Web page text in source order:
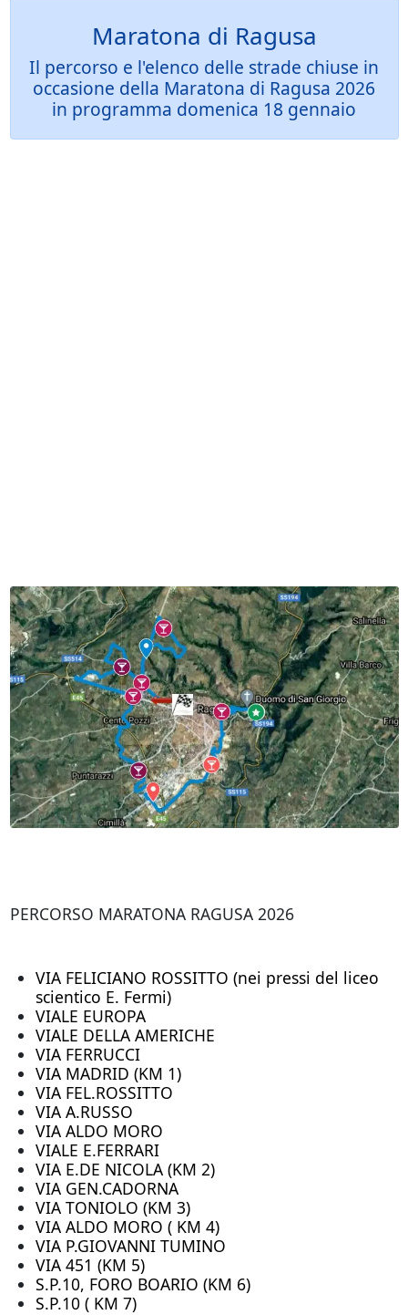
Maratona di Ragusa
Il percorso e l'elenco delle strade chiuse in
occasione della Maratona di Ragusa 2026
in programma domenica 18 gennaio
PERCORSO MARATONA RAGUSA 2026
VIA FELICIANO ROSSITTO (nei pressi del liceo
scientico E. Fermi)
VIALE EUROPA
VIALE DELLA AMERICHE
VIA FERRUCCI
VIA MADRID (KM 1)
VIA FEL.ROSSITTO
VIA A.RUSSO
VIA ALDO MORO
VIALE E.FERRARI
VIA E.DE NICOLA (KM 2)
VIA GEN.CADORNA
VIA TONIOLO (KM 3)
VIA ALDO MORO ( KM 4)
VIA P.GIOVANNI TUMINO
VIA 451 (KM 5)
S.P.10, FORO BOARIO (KM 6)
S.P.10 ( KM 7)